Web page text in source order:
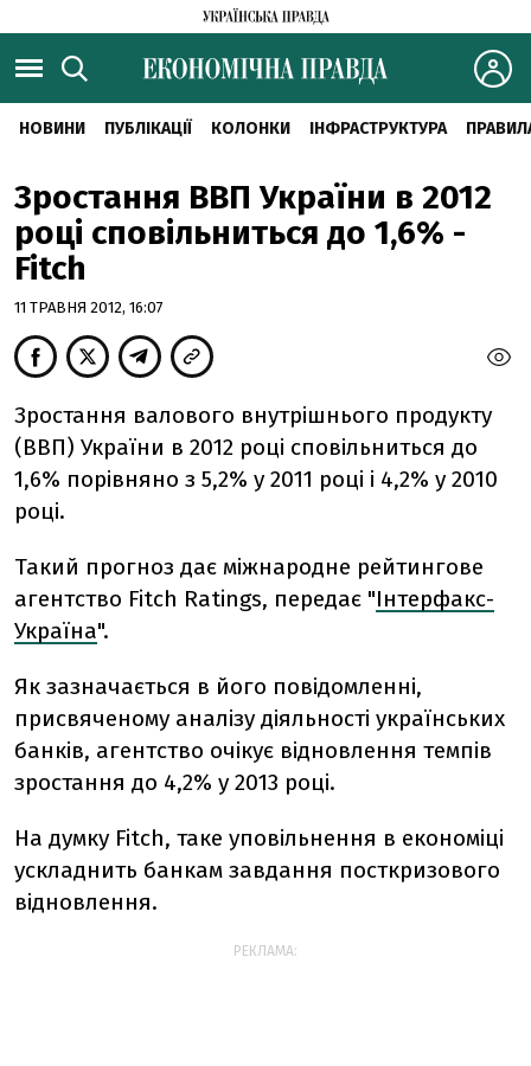
НОВИНИ ПУБЛІКАЦІЇ КОЛОНКИ ІНФРАСТРУКТУРА
Зростання ВВП України в 2012
році сповільниться до 1,6% -
Fitch
11 ТРАВНЯ 2012, 16:07
Зростання валового внутрішнього продукту
(ВВП) України в 2012 році сповільниться до
1,6% порівняно з 5,2% у 2011 році і 4,2% у 2010
році.
Такий прогноз дає міжнародне рейтингове
агентство Fitch Ratings, передає "Інтерфакс-
Україна".
Як зазначається в його повідомленні,
присвяченому аналізу діяльності українських
банків, агентство очікує відновлення темпів
зростання до 4,2% у 2013 році.
На думку Fitch, таке уповільнення в економіці
ускладнить банкам завдання посткризового
відновлення.
РЕКЛАМА: